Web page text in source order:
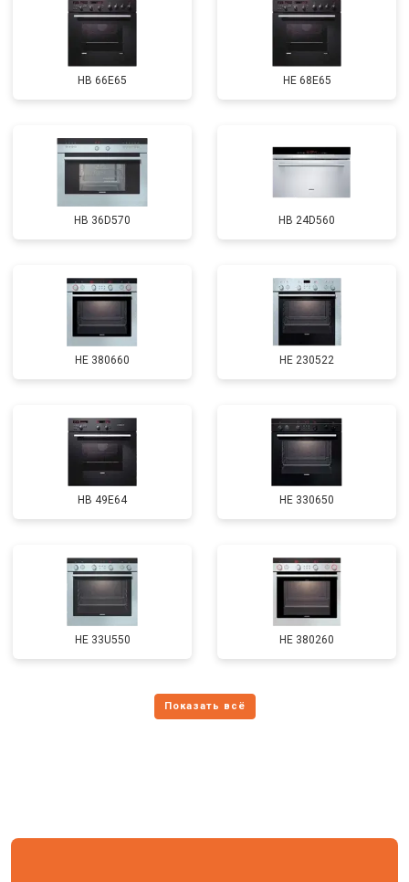
HB 66E65 HE 68E65
HB 36D570 HB 24D560
HE 380660 HE 230522
HB 49E64 HE 330650
HE 33U550 HE 380260